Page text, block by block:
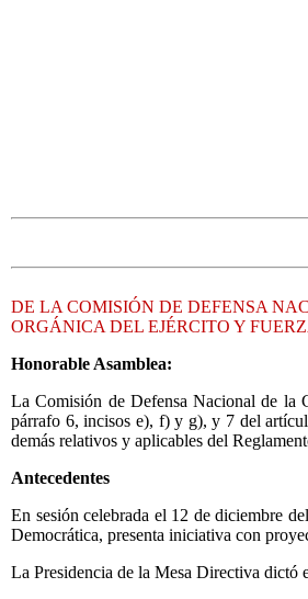
DE LA COMISIÓN DE DEFENSA
ORGÁNICA DEL EJÉRCITO Y
Honorable Asamblea:
La Comisión de Defensa Nacional de la
párrafo 6, incisos e), f) y g), y 7 del
demás relativos y aplicables del
Antecedentes
En sesión celebrada el 12 de diciembre
Democrática, presenta iniciativa con
La Presidencia de la Mesa Directiva dictó